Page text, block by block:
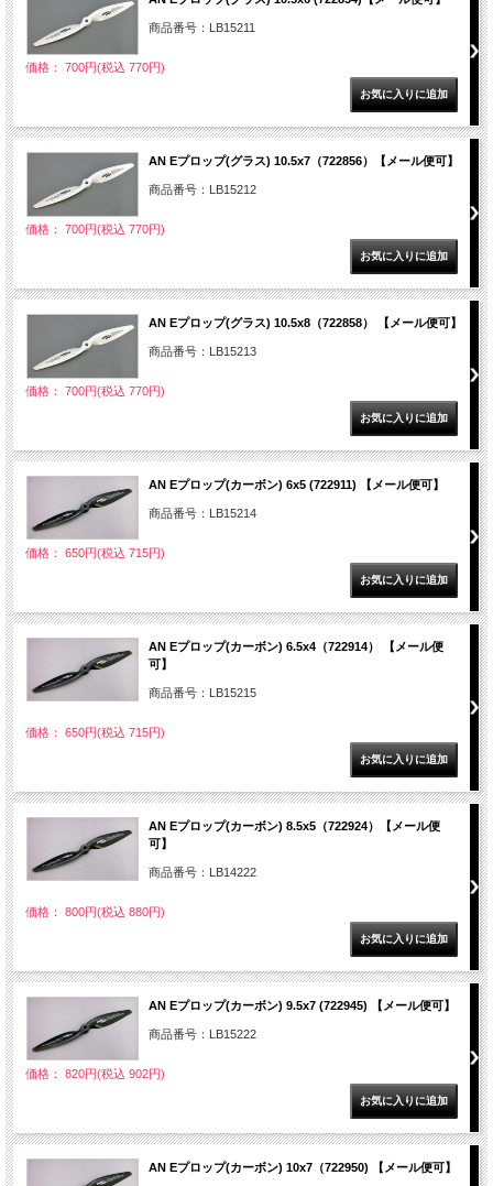
商品番号：LB15211
価格： 700円(税込 770円)
AN Eプロップ(グラス) 10.5x7（722856）【メール便可】
商品番号：LB15212
価格： 700円(税込 770円)
AN Eプロップ(グラス) 10.5x8（722858） 【メール便可】
商品番号：LB15213
価格： 700円(税込 770円)
AN Eプロップ(カーボン) 6x5 (722911) 【メール便可】
商品番号：LB15214
価格： 650円(税込 715円)
AN Eプロップ(カーボン) 6.5x4（722914） 【メール便
可】
商品番号：LB15215
価格： 650円(税込 715円)
AN Eプロップ(カーボン) 8.5x5（722924）【メール便
可】
商品番号：LB14222
価格： 800円(税込 880円)
AN Eプロップ(カーボン) 9.5x7 (722945) 【メール便可】
商品番号：LB15222
価格： 820円(税込 902円)
AN Eプロップ(カーボン) 10x7（722950) 【メール便可】